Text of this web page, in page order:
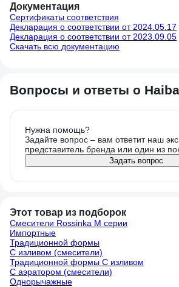
Документация
Сертификаты соответствия
Декларация о соответствии от 2024.05.17
Декларация о соответствии от 2023.09.05
Скачать всю документацию
Вопросы и ответы о
Нужна помощь?
Задайте вопрос – вам ответит наш
представитель бренда или один из
Задать вопрос
Этот товар из подборок
Смесители Rossinka M серии
Импортные
Традиционной формы
С изливом (смесители)
Традиционной формы С изливом
С аэратором (смесители)
Однорычажные